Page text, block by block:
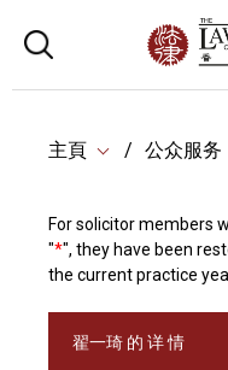
主頁 公众服务
For solicitor members
"*", they have been
the current practice
翟一琦 的 详 情